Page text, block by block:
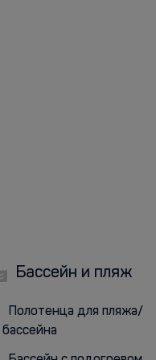
Бассейн и пляж
Полотенца для пляжа/
бассейна